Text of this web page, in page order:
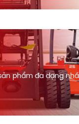
phẩm đa dạng